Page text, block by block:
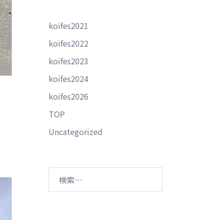
koifes2021
koifes2022
koifes2023
koifes2024
koifes2026
TOP
Uncategorized